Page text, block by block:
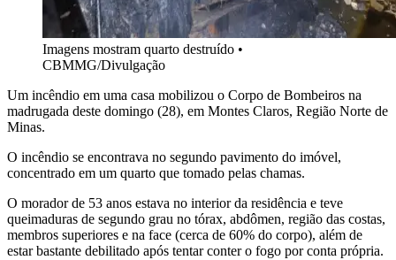
Imagens mostram quarto destruído •
CBMMG/Divulgação
Um incêndio em uma casa mobilizou o Corpo de Bombeiros na
madrugada deste domingo (28), em Montes Claros, Região Norte de
Minas.
O incêndio se encontrava no segundo pavimento do imóvel,
concentrado em um quarto que tomado pelas chamas.
O morador de 53 anos estava no interior da residência e teve
queimaduras de segundo grau no tórax, abdômen, região das costas,
membros superiores e na face (cerca de 60% do corpo), além de
estar bastante debilitado após tentar conter o fogo por conta própria.